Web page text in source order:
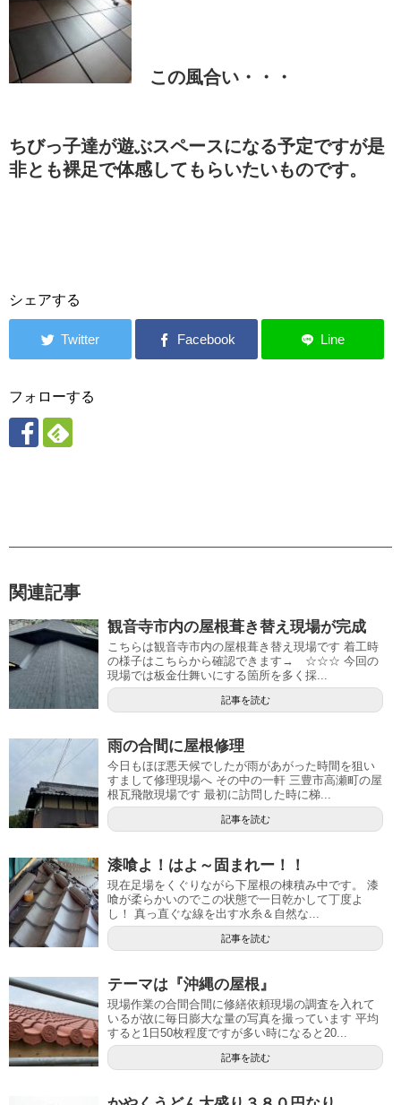
この風合い・・・
ちびっ子達が遊ぶスペースになる予定ですが是
非とも裸足で体感してもらいたいものです。
シェアする
フォローする
関連記事
観音寺市内の屋根葺き替え現場が完成
こちらは観音寺市内の屋根葺き替え現場です 着工時
の様子はこちらから確認できます→ ☆☆☆ 今回の
現場では板金仕舞いにする箇所を多く採...
記事を読む
雨の合間に屋根修理
今日もほぼ悪天候でしたが雨があがった時間を狙い
すまして修理現場へ その中の一軒 三豊市高瀬町の屋
根瓦飛散現場です 最初に訪問した時に梯...
記事を読む
漆喰よ！はよ～固まれー！！
現在足場をくぐりながら下屋根の棟積み中です。 漆
喰が柔らかいのでこの状態で一日乾かして丁度よ
し！ 真っ直ぐな線を出す水糸＆自然な...
記事を読む
テーマは『沖縄の屋根』
現場作業の合間合間に修繕依頼現場の調査を入れて
いるが故に毎日膨大な量の写真を撮っています 平均
すると1日50枚程度ですが多い時になると20...
記事を読む